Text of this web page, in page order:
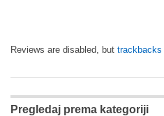
Reviews are disabled, but trackbacks
Pregledaj prema kategoriji